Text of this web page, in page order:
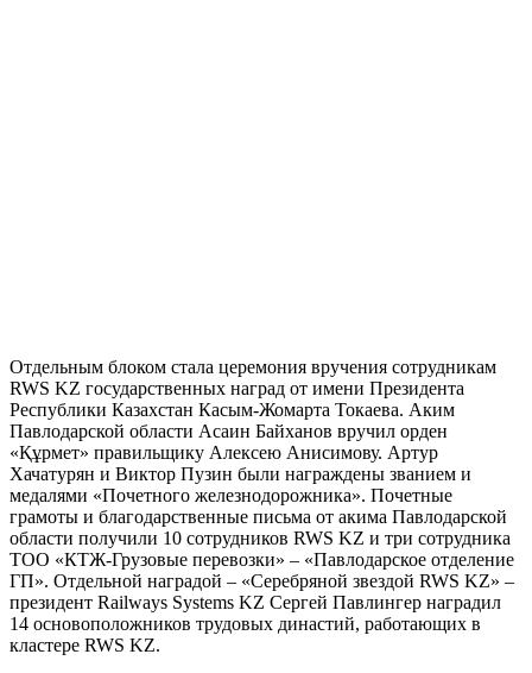
Отдельным блоком стала церемония вручения сотрудникам
RWS KZ государственных наград от имени Президента
Республики Казахстан Касым-Жомарта Токаева. Аким
Павлодарской области Асаин Байханов вручил орден
«Құрмет» правильщику Алексею Анисимову. Артур
Хачатурян и Виктор Пузин были награждены званием и
медалями «Почетного железнодорожника». Почетные
грамоты и благодарственные письма от акима Павлодарской
области получили 10 сотрудников RWS KZ и три сотрудника
ТОО «КТЖ-Грузовые перевозки» – «Павлодарское отделение
ГП». Отдельной наградой – «Серебряной звездой RWS KZ» –
президент Railways Systems KZ Сергей Павлингер наградил
14 основоположников трудовых династий, работающих в
кластере RWS KZ.